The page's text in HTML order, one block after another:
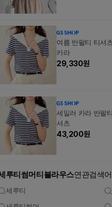
여름 반팔티 티셔
카라
29,330원
세일러 카라 반팔
셔츠
43,200원
루티썸머티블라우스연관검색어
세루티